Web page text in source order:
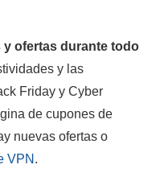
ofertas durante todo
y las
Friday y Cyber
de cupones de
nuevas ofertas o
VPN .